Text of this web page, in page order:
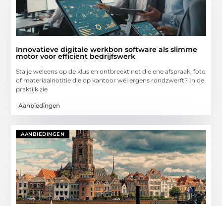
Innovatieve digitale werkbon software als slimme
motor voor efficiënt bedrijfswerk
Sta je weleens op de klus en ontbreekt net die ene afspraak, foto
of materiaalnotitie die op kantoor wél ergens rondzwerft? In de
praktijk zie
Aanbiedingen
AANBIEDINGEN